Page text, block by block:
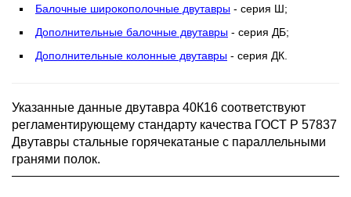
Балочные широкополочные двутавры - серия Ш;
Дополнительные балочные двутавры - серия ДБ;
Дополнительные колонные двутавры - серия ДК.
Указанные данные двутавра 40К16 соответствуют
регламентирующему стандарту качества ГОСТ Р 57837
Двутавры стальные горячекатаные с параллельными
гранями полок.